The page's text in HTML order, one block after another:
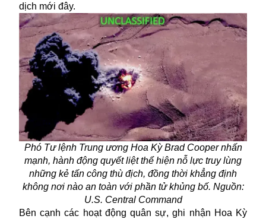
dịch mới đây.
Phó Tư lệnh Trung ương Hoa Kỳ Brad Cooper nhấn
mạnh, hành động quyết liệt thể hiện nỗ lực truy lùng
những kẻ tấn công thù địch, đồng thời khẳng định
không nơi nào an toàn với phần tử khủng bố. Nguồn:
U.S. Central Command
Bên cạnh các hoạt động quân sự, ghi nhận Hoa Kỳ